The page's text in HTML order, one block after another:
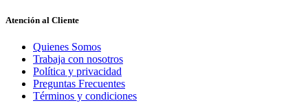
Atención al Cliente
Quienes Somos
Trabaja con nosotros
Política y privacidad
Preguntas Frecuentes
Términos y condiciones